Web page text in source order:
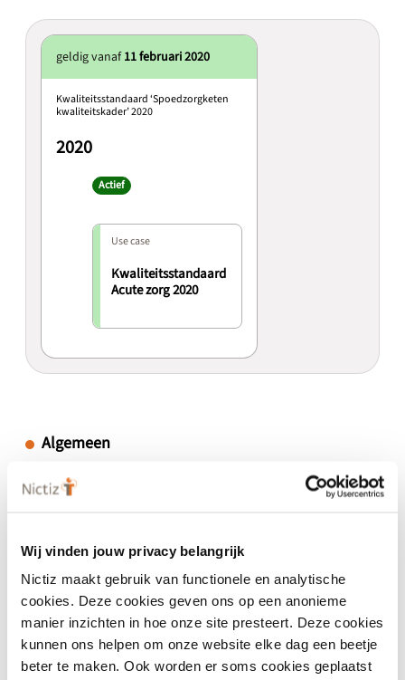
Wij vinden jouw privacy belangrijk
Nictiz maakt gebruik van functionele en analytische
cookies. Deze cookies geven ons op een anonieme
manier inzichten in hoe onze site presteert. Deze cookies
kunnen ons helpen om onze website elke dag een beetje
beter te maken. Ook worden er soms cookies geplaatst
geldig vanaf 11 februari 2020
Kwaliteitsstandaard ‘Spoedzorgketen
kwaliteitskader’ 2020
2020
Actief
Use case
Kwaliteitsstandaard
Acute zorg 2020
Algemeen
2020
Versieomvang
-
Ingang geldigheid